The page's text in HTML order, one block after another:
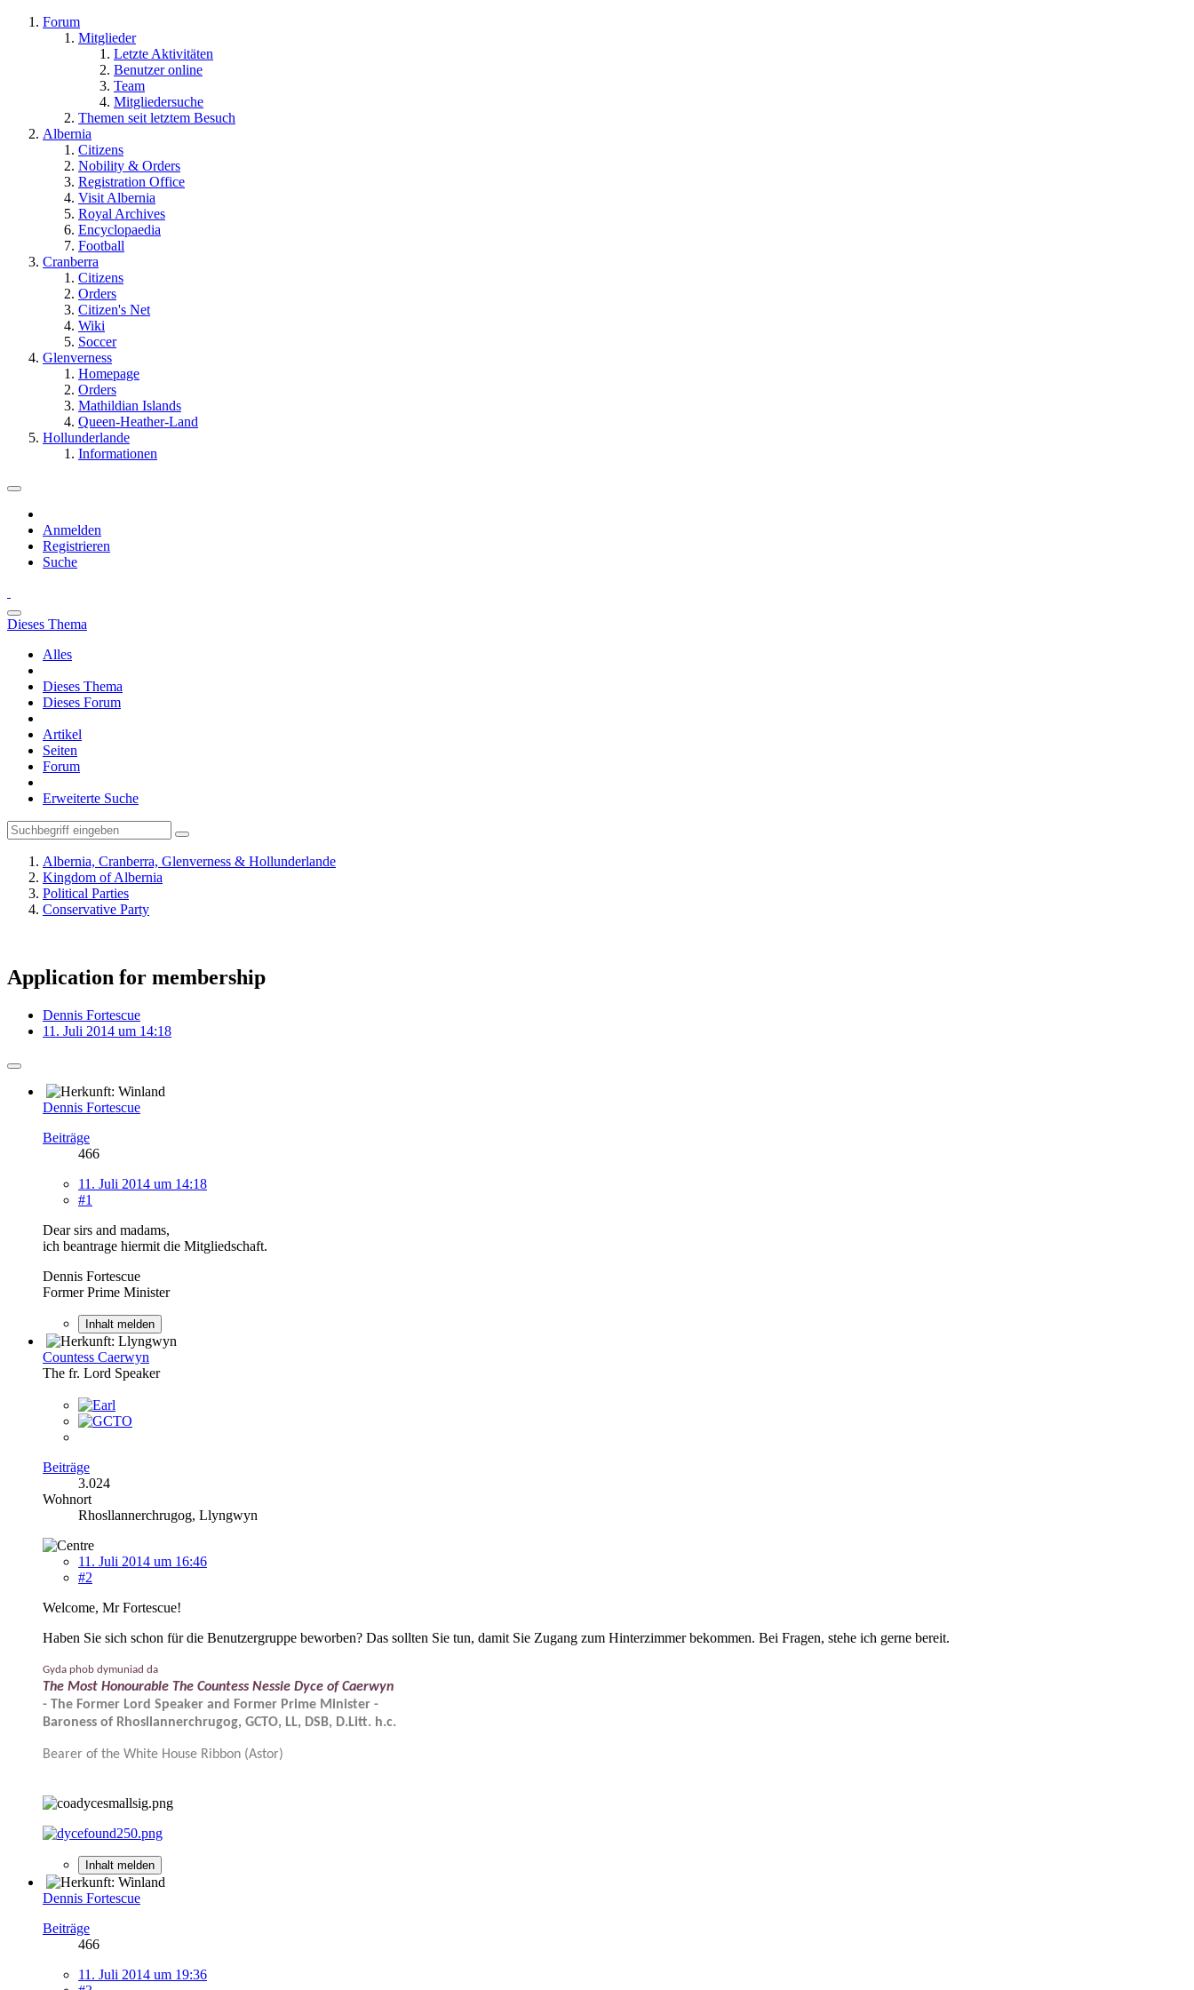
Forum
Mitglieder
Letzte Aktivitäten
Benutzer online
Team
Mitgliedersuche
Themen seit letztem Besuch
Albernia
Citizens
Nobility & Orders
Registration Office
Visit Albernia
Royal Archives
Encyclopaedia
Football
Cranberra
Citizens
Orders
Citizen's Net
Wiki
Soccer
Glenverness
Homepage
Orders
Mathildian Islands
Queen-Heather-Land
Hollunderlande
Informationen
Anmelden
Registrieren
Suche
Dieses Thema
Alles
Dieses Thema
Dieses Forum
Artikel
Seiten
Forum
Erweiterte Suche
Albernia, Cranberra, Glenverness & Hollunderlande
Kingdom of Albernia
Political Parties
Conservative Party
Application for membership
Dennis Fortescue
11. Juli 2014 um 14:18
Dennis Fortescue
Beiträge
466
11. Juli 2014 um 14:18
#1
Dear sirs and madams,
ich beantrage hiermit die Mitgliedschaft.
Dennis Fortescue
Former Prime Minister
Inhalt melden
Countess Caerwyn
The fr. Lord Speaker
Beiträge
3.024
Wohnort
Rhosllannerchrugog, Llyngwyn
11. Juli 2014 um 16:46
#2
Welcome, Mr Fortescue!
Haben Sie sich schon für die Benutzergruppe beworben? Das sollten Sie tun, damit Sie Zugang zum Hinterzimmer bekommen. Bei Fragen, stehe ich gerne bereit.
Gyda phob dymuniad da
The Most Honourable The Countess Nessie Dyce of Caerwyn
- The Former Lord Speaker and Former Prime Minister -
Baroness of Rhosllannerchrugog, GCTO, LL, DSB, D.Litt. h.c.
Bearer of the White House Ribbon (Astor)
Inhalt melden
Dennis Fortescue
Beiträge
466
11. Juli 2014 um 19:36